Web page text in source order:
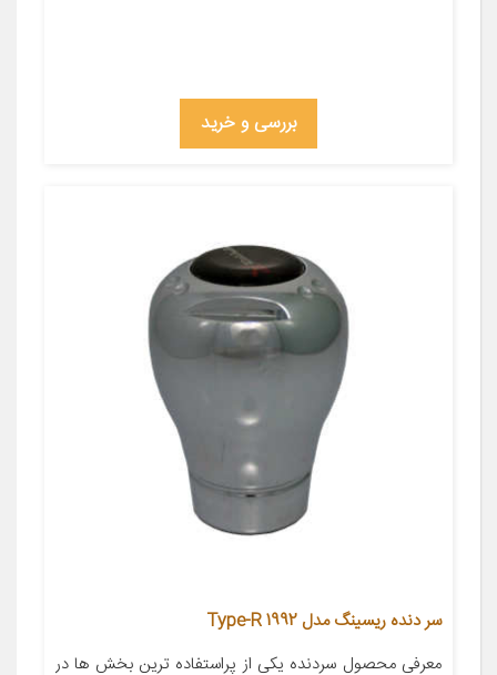
بررسی و خرید
سر دنده ریسینگ مدل Type-R 1992
معرفی محصول سردنده یکی از پراستفاده ترین بخش ها در